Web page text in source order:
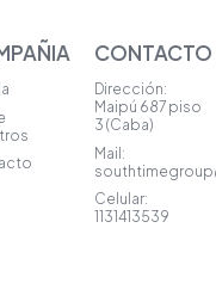
CONTACTO
Dirección:
Maipú 687 piso
3 (Caba)
Mail:
Celular:
1131413539